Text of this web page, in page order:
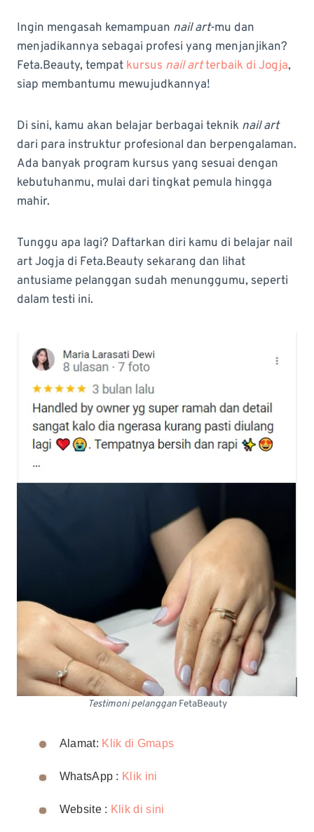
Ingin mengasah kemampuan nail art-mu dan
menjadikannya sebagai profesi yang menjanjikan?
Feta.Beauty, tempat kursus nail artterbaik di Jogja,
siap membantumu mewujudkannya!
Di sini, kamu akan belajar berbagai teknik nail art
dari para instruktur profesional dan berpengalaman.
Ada banyak program kursus yang sesuai dengan
kebutuhanmu, mulai dari tingkat pemula hingga
mahir.
Tunggu apa lagi? Daftarkan diri kamu di belajar nail
art Jogja di Feta.Beauty sekarang dan lihat
antusiame pelanggan sudah menunggumu, seperti
dalam testi ini.
Testimoni pelangganFetaBeauty
Alamat: Klik di Gmaps
WhatsApp : Klik ini
Website : Klik di sini